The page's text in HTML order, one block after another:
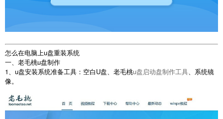
怎么在电脑上u盘重装系统
一、老毛桃u盘制作
1、u盘安装系统准备工具：空白U盘、老毛桃u盘启动盘制作工具、系统镜
像。